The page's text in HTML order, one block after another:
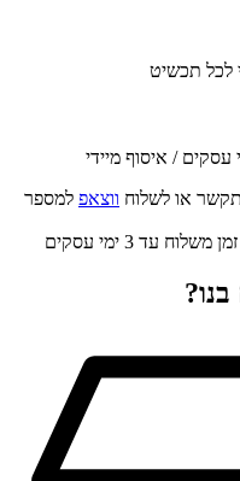
או לשלוח ווצאפ למספר
עד 3 ימי עסקים